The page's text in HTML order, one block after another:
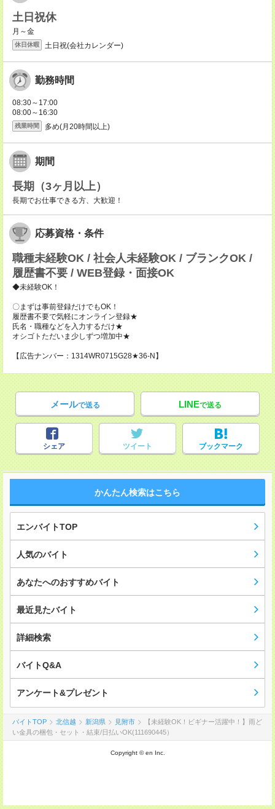
土日祝休
月～金
休日休暇 土日祝(会社カレンダー)
勤務時間
08:30～17:00
08:00～16:30
残業時間 多め(月20時間以上)
期間
長期（3ヶ月以上）
長期でお仕事できる方、大歓迎！
応募資格・条件
職種未経験OK / 社会人未経験OK / ブランクOK /
履歴書不要 / WEB登録・面接OK
◆未経験OK！
〇まずは事前登録だけでもOK！
履歴書不要で気軽にオンライン登録★
氏名・職種などを入力するだけ★
オシゴトただいま少しずつ増加中★
【広告ナンバー：1314WR0715G28★36-N】
メールで送る LINEで送る
シェア ツイート ブックマーク
かんたん検索はこちら
エンバイトTOP
人気のバイト
あなたへのおすすめバイト
最近見たバイト
詳細検索
バイトQ&A
アンケート&プレゼント
バイトTOP 北信越 新潟県 見附市
【未経験OK！ビギナー活躍中！】雨ど
い金具の梱包・セット・結束/日払いOK(111690445）
Copyright © en Inc.